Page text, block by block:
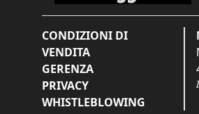
CONDIZIONI DI
VENDITA
GERENZA
PRIVACY
WHISTLEBLOWING